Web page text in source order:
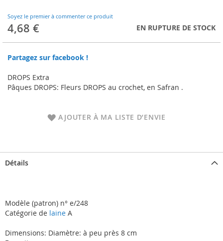
Soyez le premier à commenter ce produit
4,68 € EN RUPTURE DE STOCK
Partagez sur facebook !
DROPS Extra
Pâques DROPS: Fleurs DROPS au crochet, en Safran .
AJOUTER À MA LISTE D’ENVIE
beginning
of
the
gallery
Détails
Modèle (patron) n° e/248
Catégorie de laine A
Dimensions: Diamètre: à peu près 8 cm